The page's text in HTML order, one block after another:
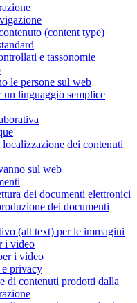
(content type)
e tassonomie
le persone sul web
un linguaggio semplice
dei contenuti
sul web
dei documenti elettronici
dei documenti
(alt text) per le immagini
i video
i video
e privacy
di contenuti prodotti dalla